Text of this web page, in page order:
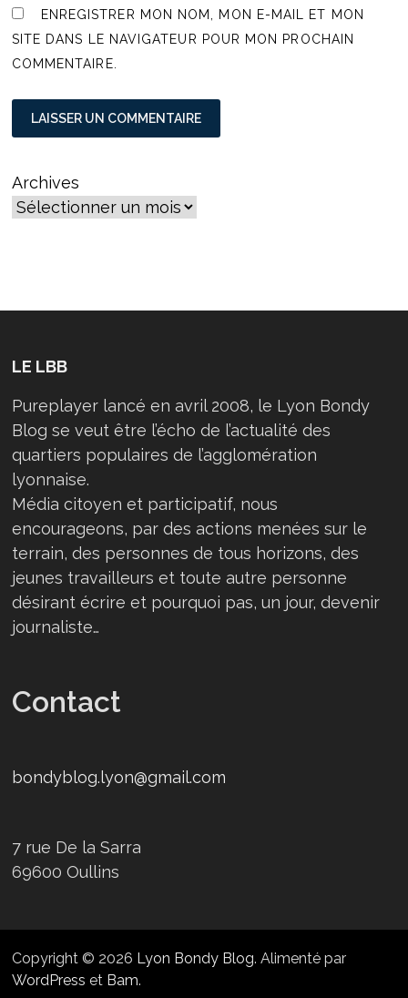
ENREGISTRER MON NOM, MON E-MAIL ET MON
SITE DANS LE NAVIGATEUR POUR MON PROCHAIN
COMMENTAIRE.
Archives
LE LBB
Pureplayer lancé en avril 2008, le Lyon Bondy
Blog se veut être l’écho de l’actualité des
quartiers populaires de l’agglomération
lyonnaise.
Média citoyen et participatif, nous
encourageons, par des actions menées sur le
terrain, des personnes de tous horizons, des
jeunes travailleurs et toute autre personne
désirant écrire et pourquoi pas, un jour, devenir
journaliste…
Contact
bondyblog.lyon@gmail.com
7 rue De la Sarra
69600 Oullins
Copyright © 2026 Lyon Bondy Blog. Alimenté par
WordPress et Bam.